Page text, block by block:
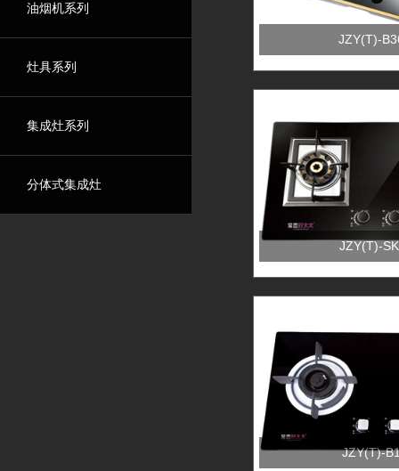
油烟机系列
灶具系列
集成灶系列
分体式集成灶
JZY(T)-
JZY(T)-
JZY(T)-